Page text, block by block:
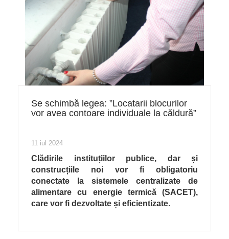
Se schimbă legea: ”Locatarii blocurilor
vor avea contoare individuale la căldură”
11 iul 2024
Clădirile instituțiilor publice, dar și
construcțiile noi vor fi obligatoriu
conectate la sistemele centralizate de
alimentare cu energie termică (SACET),
care vor fi dezvoltate și eficientizate.